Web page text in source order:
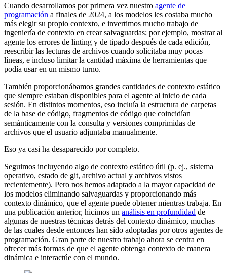
Cuando desarrollamos por primera vez nuestro agente de
programación a finales de 2024, a los modelos les costaba mucho
más elegir su propio contexto, e invertimos mucho trabajo de
ingeniería de contexto en crear salvaguardas; por ejemplo, mostrar al
agente los errores de linting y de tipado después de cada edición,
reescribir las lecturas de archivos cuando solicitaba muy pocas
líneas, e incluso limitar la cantidad máxima de herramientas que
podía usar en un mismo turno.
También proporcionábamos grandes cantidades de contexto estático
que siempre estaban disponibles para el agente al inicio de cada
sesión. En distintos momentos, eso incluía la estructura de carpetas
de la base de código, fragmentos de código que coincidían
semánticamente con la consulta y versiones comprimidas de
archivos que el usuario adjuntaba manualmente.
Eso ya casi ha desaparecido por completo.
Seguimos incluyendo algo de contexto estático útil (p. ej., sistema
operativo, estado de git, archivo actual y archivos vistos
recientemente). Pero nos hemos adaptado a la mayor capacidad de
los modelos eliminando salvaguardas y proporcionando más
contexto dinámico, que el agente puede obtener mientras trabaja. En
una publicación anterior, hicimos un análisis en profundidad de
algunas de nuestras técnicas detrás del contexto dinámico, muchas
de las cuales desde entonces han sido adoptadas por otros agentes de
programación. Gran parte de nuestro trabajo ahora se centra en
ofrecer más formas de que el agente obtenga contexto de manera
dinámica e interactúe con el mundo.